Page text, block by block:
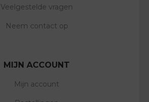
Veelgestelde vragen
Neem contact op
MIJN ACCOUNT
Mijn account